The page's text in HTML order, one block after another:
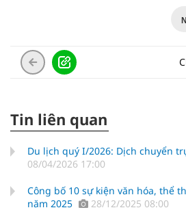
Tin liên quan
Du lịch quý I/2026: Dịch chuyển
08/04/2026 17:00
Công bố 10 sự kiện văn hóa, thể
năm 2025
28/12/2025 08:00